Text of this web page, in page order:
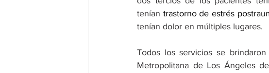
tenían trastorno de estrés
tenían dolor en múltiples lugares.
Todos los servicios se
Metropolitana de Los Ángeles